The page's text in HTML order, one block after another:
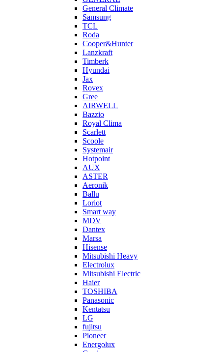
General Climate
Samsung
TCL
Roda
Cooper&Hunter
Lanzkraft
Timberk
Hyundai
Jax
Rovex
Gree
AIRWELL
Bazzio
Royal Clima
Scarlett
Scoole
Systemair
Hotpoint
AUX
ASTER
Aeronik
Ballu
Loriot
Smart way
MDV
Dantex
Marsa
Hisense
Mitsubishi Heavy
Electrolux
Mitsubishi Electric
Haier
TOSHIBA
Panasonic
Kentatsu
LG
fujitsu
Pioneer
Energolux